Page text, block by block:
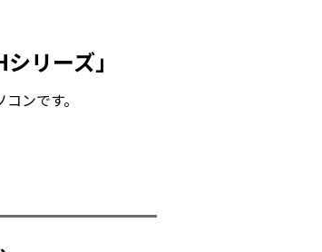
リーズ」
ンです。